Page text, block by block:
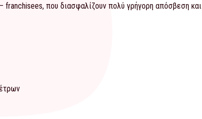
που διασφαλίζουν πολύ γρήγορη απόσβεση και